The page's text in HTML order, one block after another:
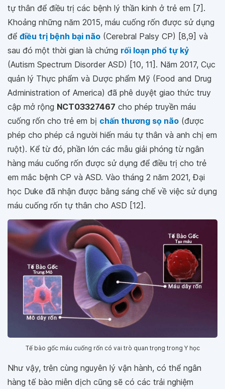
tự thân để điều trị các bệnh lý thần kinh ở trẻ em [7].
Khoảng những năm 2015, máu cuống rốn được sử dụng
để điều trị bệnh bại não (Cerebral Palsy CP) [8,9] và
sau đó một thời gian là chứng rối loạn phổ tự kỷ
(Autism Spectrum Disorder ASD) [10, 11]. Năm 2017, Cục
quản lý Thực phẩm và Dược phẩm Mỹ (Food and Drug
Administration of America) đã phê duyệt giao thức truy
cập mở rộng NCT03327467 cho phép truyền máu
cuống rốn cho trẻ em bị chấn thương sọ não (được
phép cho phép cả người hiến máu tự thân và anh chị em
ruột). Kể từ đó, phần lớn các mẫu giải phóng từ ngân
hàng máu cuống rốn được sử dụng để điều trị cho trẻ
em mắc bệnh CP và ASD. Vào tháng 2 năm 2021, Đại
học Duke đã nhận được bằng sáng chế về việc sử dụng
máu cuống rốn tự thân cho ASD [12].
Tế bào gốc máu cuống rốn có vai trò quan trọng trong Y học
Như vậy, trên cùng nguyên lý vận hành, có thể ngân
hàng tế bào miễn dịch cũng sẽ có các trải nghiệm